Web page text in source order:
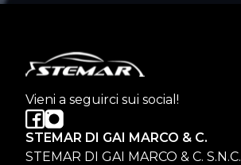
Vieni a seguirci sui social!
STEMAR DI GAI MARCO & C.
STEMAR DI GAI MARCO & C. S.N.C.